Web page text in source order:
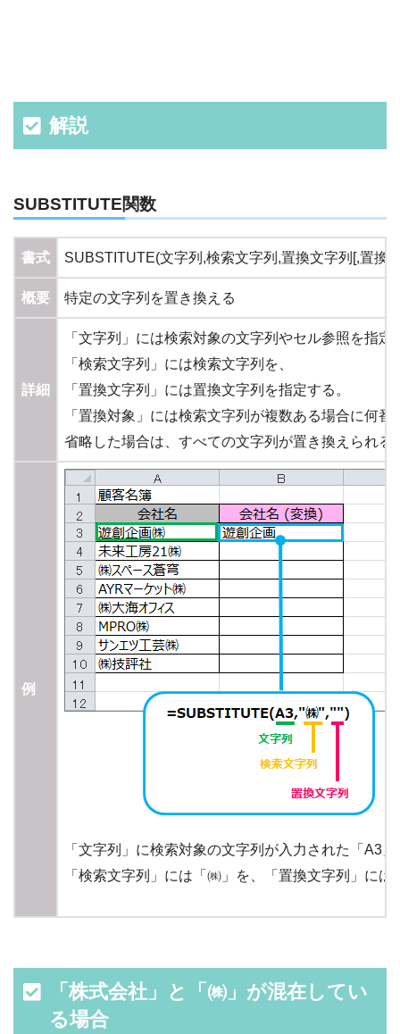
解説
SUBSTITUTE関数
書式 SUBSTITUTE(文字列,検索文字列,置換文字列[,置換
概要 特定の文字列を置き換える
詳細
「文字列」には検索対象の文字列やセル参照を指定
「検索文字列」には検索文字列を、
「置換文字列」には置換文字列を指定する。
「置換対象」には検索文字列が複数ある場合に何
省略した場合は、すべての文字列が置き換えられる
例
「文字列」に検索対象の文字列が入力された「A3
「検索文字列」には「㈱」を、「置換文字列」に
「株式会社」と「㈱」が混在してい
る場合